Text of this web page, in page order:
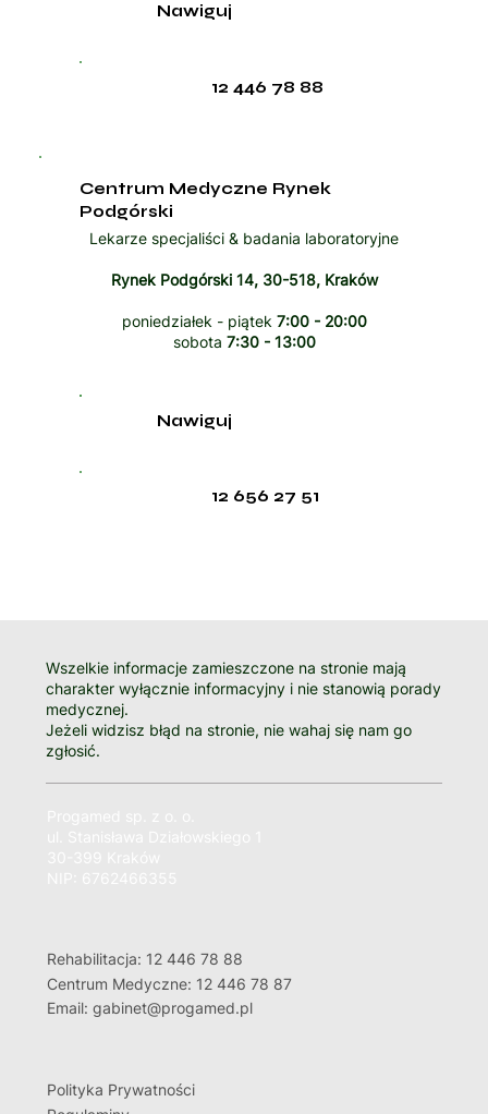
12 446 78 88
Nawiguj
Centrum Medyczne Rynek
Podgórski
Lekarze specjaliści & badania laboratoryjne
Rynek Podgórski 14, 30-518, Kraków
poniedziałek - piątek 7:00 - 20:00
sobota 7:30 - 13:00
12 656 27 51
Nawiguj
Wszelkie informacje zamieszczone na stronie mają
charakter wyłącznie informacyjny i nie stanowią porady
medycznej.
Jeżeli widzisz błąd na stronie, nie wahaj się nam go
zgłosić.
Rehabilitacja: 12 446 78 88
Centrum Medyczne: 12 446 78 87
Email: gabinet@progamed.pl
Polityka Prywatności